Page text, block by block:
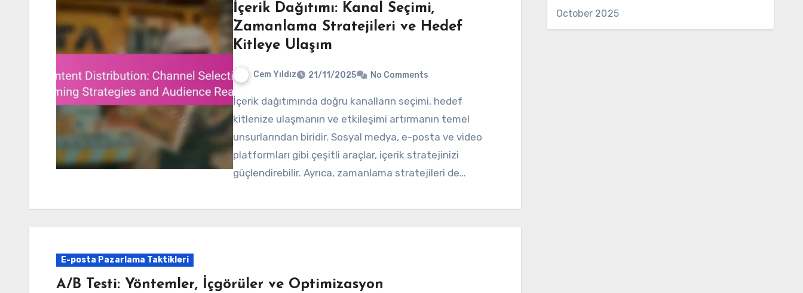
İçerik Dağıtımı: Kanal Seçimi,
Zamanlama Stratejileri ve Hedef
Kitleye Ulaşım
Cem Yıldız 21/11/2025 No Comments
İçerik dağıtımında doğru kanalların seçimi, hedef
kitlenize ulaşmanın ve etkileşimi artırmanın temel
unsurlarından biridir. Sosyal medya, e-posta ve video
platformları gibi çeşitli araçlar, içerik stratejinizi
güçlendirebilir. Ayrıca, zamanlama stratejileri de…
E-posta Pazarlama Taktikleri
A/B Testi: Yöntemler, İçgörüler ve Optimizasyon
October 2025